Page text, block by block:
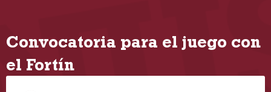
Convocatoria para el juego con
el Fortín